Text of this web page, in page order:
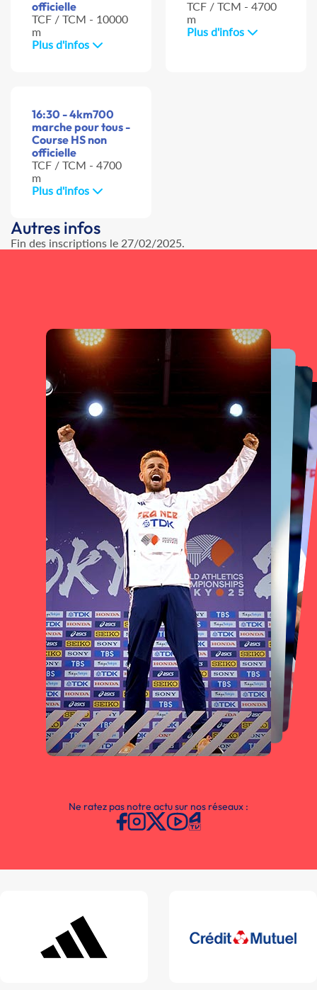
officielle
TCF / TCM - 10000
m
Plus d'infos
TCF / TCM - 4700
m
Plus d'infos
16:30 - 4km700
marche pour tous -
Course HS non
officielle
TCF / TCM - 4700
m
Plus d'infos
Autres infos
Fin des inscriptions le 27/02/2025.
Ne ratez pas notre actu sur nos réseaux :